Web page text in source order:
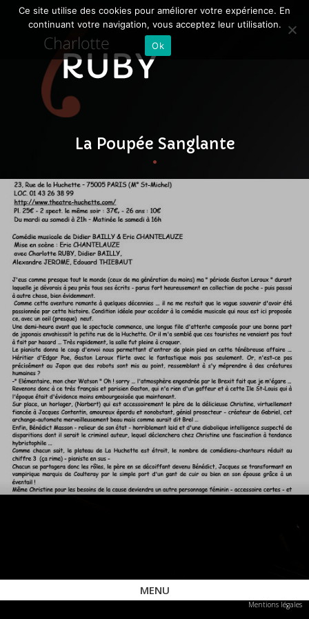
La Poupée Sanglante
MENU
Mentions légales
Ce site utilise des cookies pour améliorer votre expérience. En
continuant votre navigation, vous acceptez leur utilisation.
Ok